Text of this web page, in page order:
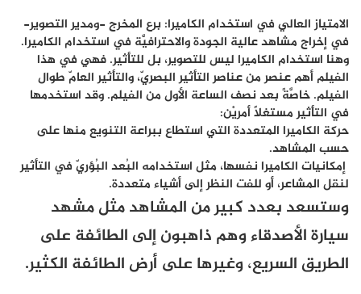
الامتياز العالي في استخدام الكاميرا: برع المخرج -ومدير التصوير-
في إخراج مشاهد عالية الجودة والاحترافيَّة في استخدام الكاميرا.
وهنا استخدام الكاميرا ليس للتصوير، بل للتأثير. فهي في هذا
الفيلم أهم عنصر من عناصر التأثير البصريّ، والتأثير العامّ طوال
الفيلم. خاصَّةً بعد نصف الساعة الأول من الفيلم. وقد استخدمها
في التأثير مستغلاً أمريْن:
حركة الكاميرا المتعددة التي استطاع ببراعة التنويع منها على
حسب المشاهد.
إمكانيات الكاميرا نفسها، مثل استخدامه البُعد البُؤريّ في التأثير
لنقل المشاعر، أو للفت النظر إلى أشياء متعددة.
وستسعد بعدد كبير من المشاهد مثل مشهد
سيارة الأصدقاء وهم ذاهبون إلى الطائفة على
الطريق السريع، وغيرها على أرض الطائفة الكثير.